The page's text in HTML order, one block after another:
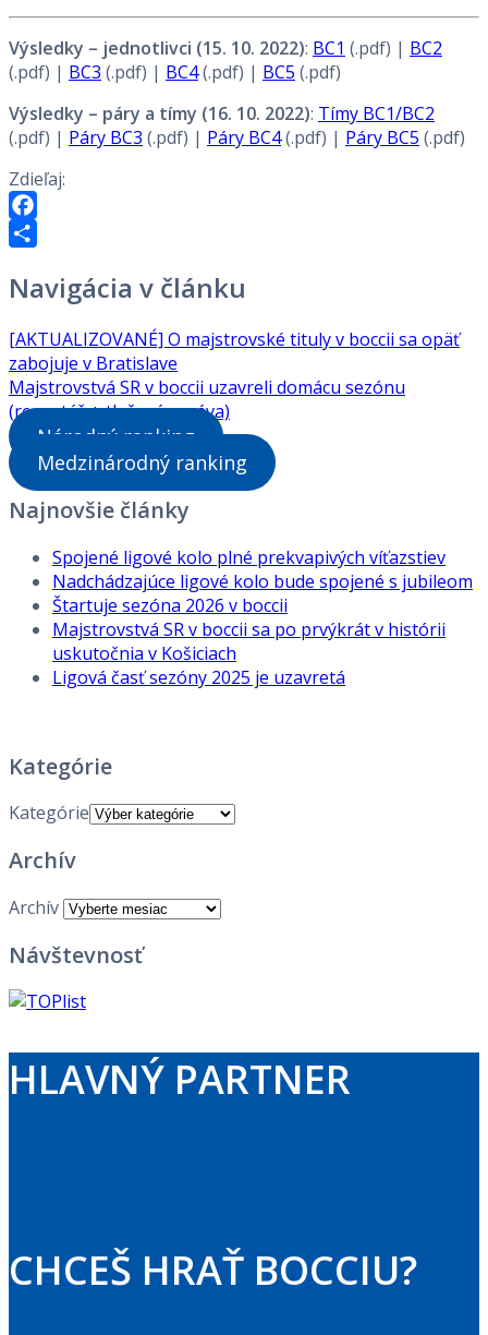
Výsledky – jednotlivci (15. 10. 2022): BC1 (.pdf) | BC2
(.pdf) | BC3 (.pdf) | BC4(.pdf) | BC5 (.pdf)
Výsledky – páry a tímy (16. 10. 2022): Tímy BC1/BC2
(.pdf) | Páry BC3 (.pdf) | Páry BC4(.pdf) | Páry BC5 (.pdf)
Zdieľaj:
Facebook
Navigácia v článku
[AKTUALIZOVANÉ] O majstrovské tituly v boccii sa opäť
zabojuje v Bratislave
Majstrovstvá SR v boccii uzavreli domácu sezónu
(reportáž + tlačová správa)
Národný ranking
Medzinárodný ranking
Najnovšie články
Spojené ligové kolo plné prekvapivých víťazstiev
Nadchádzajúce ligové kolo bude spojené s jubileom
Štartuje sezóna 2026 v boccii
Majstrovstvá SR v boccii sa po prvýkrát v histórii
uskutočnia v Košiciach
Ligová časť sezóny 2025 je uzavretá
Kategórie
Kategórie
Archív
Archív
Návštevnosť
HLAVNÝ PARTNER
CHCEŠ HRAŤ BOCCIU?